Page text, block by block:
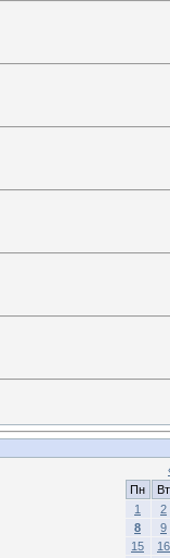
Пн
Вт
1
2
8
9
15
16